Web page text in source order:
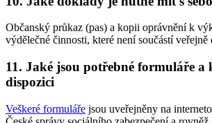
Občanský průkaz (pas) a kopii oprávnění k
výdělečné činnosti, které není součástí
11. Jaké jsou potřebné formuláře a
dispozici
Veškeré formuláře jsou uveřejněny na